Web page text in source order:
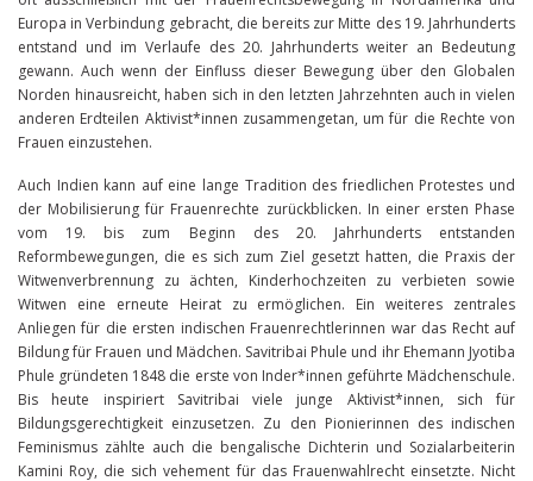
Europa in Verbindung gebracht, die bereits zur Mitte des 19. Jahrhunderts
entstand und im Verlaufe des 20. Jahrhunderts weiter an Bedeutung
gewann. Auch wenn der Einfluss dieser Bewegung über den Globalen
Norden hinausreicht, haben sich in den letzten Jahrzehnten auch in vielen
anderen Erdteilen Aktivist*innen zusammengetan, um für die Rechte von
Frauen einzustehen.
Auch Indien kann auf eine lange Tradition des friedlichen Protestes und
der Mobilisierung für Frauenrechte zurückblicken. In einer ersten Phase
vom 19. bis zum Beginn des 20. Jahrhunderts entstanden
Reformbewegungen, die es sich zum Ziel gesetzt hatten, die Praxis der
Witwenverbrennung zu ächten, Kinderhochzeiten zu verbieten sowie
Witwen eine erneute Heirat zu ermöglichen. Ein weiteres zentrales
Anliegen für die ersten indischen Frauenrechtlerinnen war das Recht auf
Bildung für Frauen und Mädchen. Savitribai Phule und ihr Ehemann Jyotiba
Phule gründeten 1848 die erste von Inder*innen geführte Mädchenschule.
Bis heute inspiriert Savitribai viele junge Aktivist*innen, sich für
Bildungsgerechtigkeit einzusetzen. Zu den Pionierinnen des indischen
Feminismus zählte auch die bengalische Dichterin und Sozialarbeiterin
Kamini Roy, die sich vehement für das Frauenwahlrecht einsetzte. Nicht